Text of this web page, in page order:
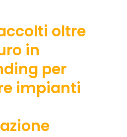
oltre
in
per
impianti